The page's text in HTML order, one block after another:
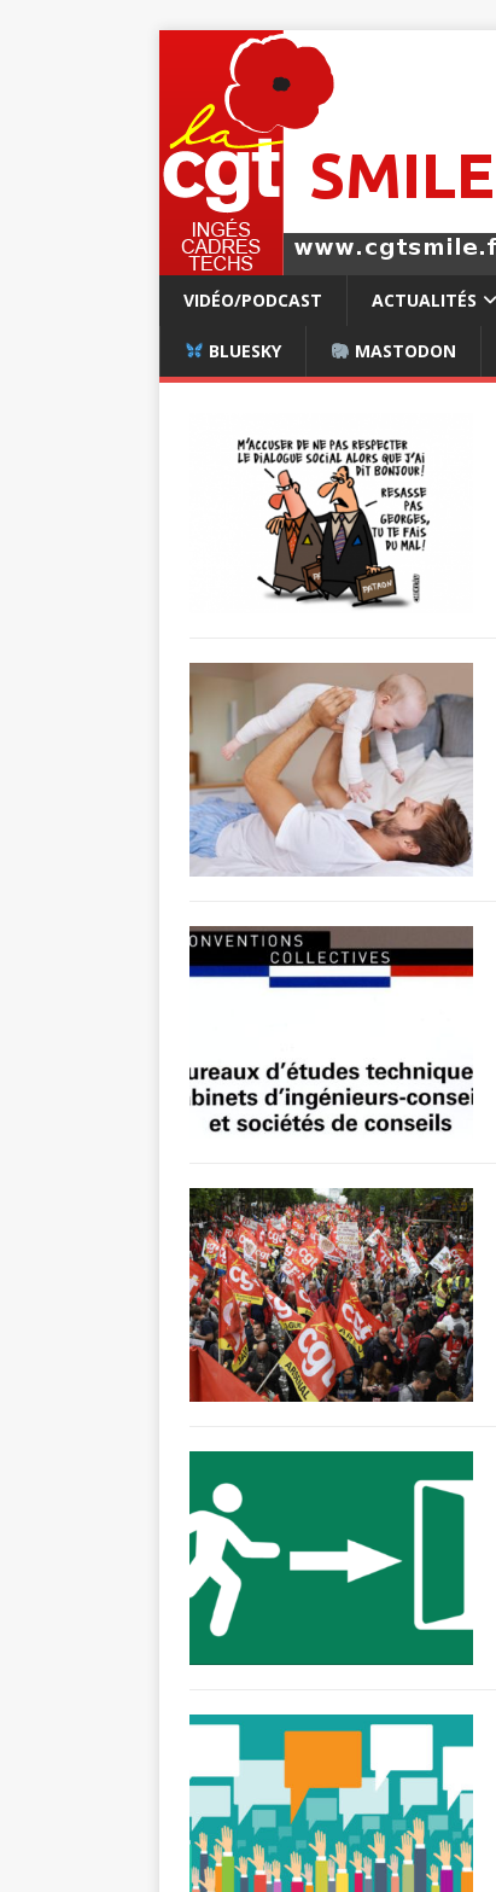
VIDÉO/PODCAST ACTUALITÉS
BLUESKY MASTODON